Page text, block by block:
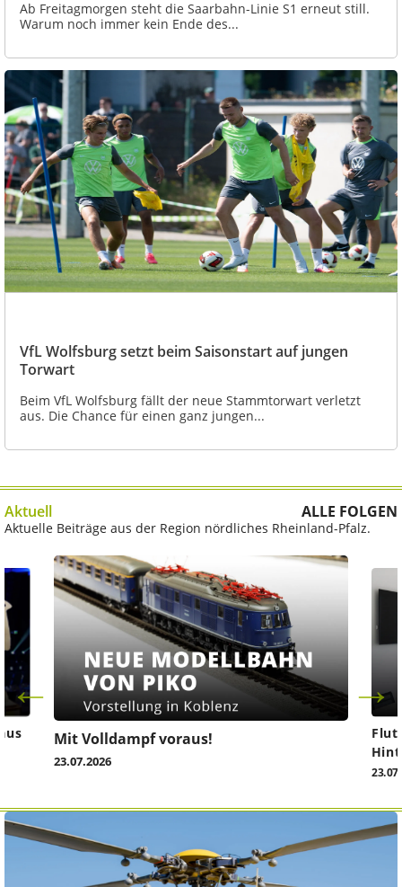
Ab Freitagmorgen steht die Saarbahn-Linie S1 erneut still.
Warum noch immer kein Ende des...
VfL Wolfsburg setzt beim Saisonstart auf jungen
Torwart
Beim VfL Wolfsburg fällt der neue Stammtorwart verletzt
aus. Die Chance für einen ganz jungen...
Aktuell ALLE FOLGEN
Aktuelle Beiträge aus der Region nördliches Rheinland-Pfalz.
Mit Volldampf voraus!
23.07.2026